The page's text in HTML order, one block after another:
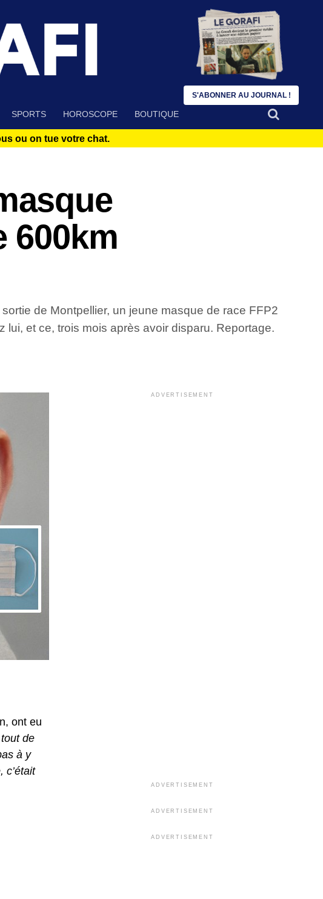
SPORTS HOROSCOPE BOUTIQUE
ou on tue votre chat.
600km
sortie de Montpellier, un jeune masque de race FFP2
et ce, trois mois après avoir disparu. Reportage.
ont eu
tout de
à y
c’était
ADVERTISEMENT
ADVERTISEMENT
ADVERTISEMENT
ADVERTISEMENT
S'ABONNER AU JOURNAL !